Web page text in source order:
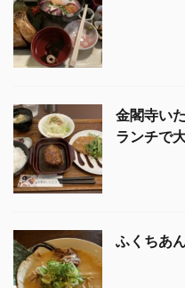
金閣寺い
ランチで
ふくちあ